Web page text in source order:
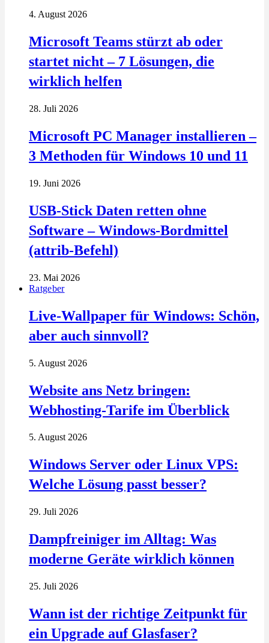
4. August 2026
Microsoft Teams stürzt ab oder
startet nicht – 7 Lösungen, die
wirklich helfen
28. Juli 2026
Microsoft PC Manager installieren –
3 Methoden für Windows 10 und 11
19. Juni 2026
USB-Stick Daten retten ohne
Software – Windows-Bordmittel
(attrib-Befehl)
23. Mai 2026
Ratgeber
Live-Wallpaper für Windows: Schön,
aber auch sinnvoll?
5. August 2026
Website ans Netz bringen:
Webhosting-Tarife im Überblick
5. August 2026
Windows Server oder Linux VPS:
Welche Lösung passt besser?
29. Juli 2026
Dampfreiniger im Alltag: Was
moderne Geräte wirklich können
25. Juli 2026
Wann ist der richtige Zeitpunkt für
ein Upgrade auf Glasfaser?